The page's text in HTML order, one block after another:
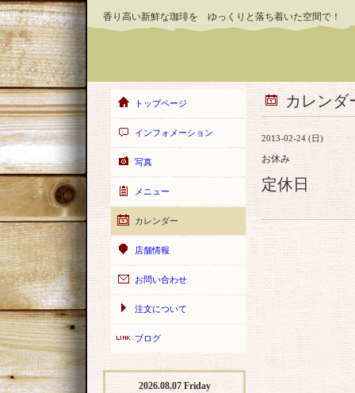
香り高い新鮮な珈琲を ゆっくりと落ち着いた空間で！
カレンダ
2013-02-24 (日)
お休み
定休日
トップページ
インフォメーション
写真
メニュー
カレンダー
店舗情報
お問い合わせ
注文について
ブログ
2026.08.07 Friday